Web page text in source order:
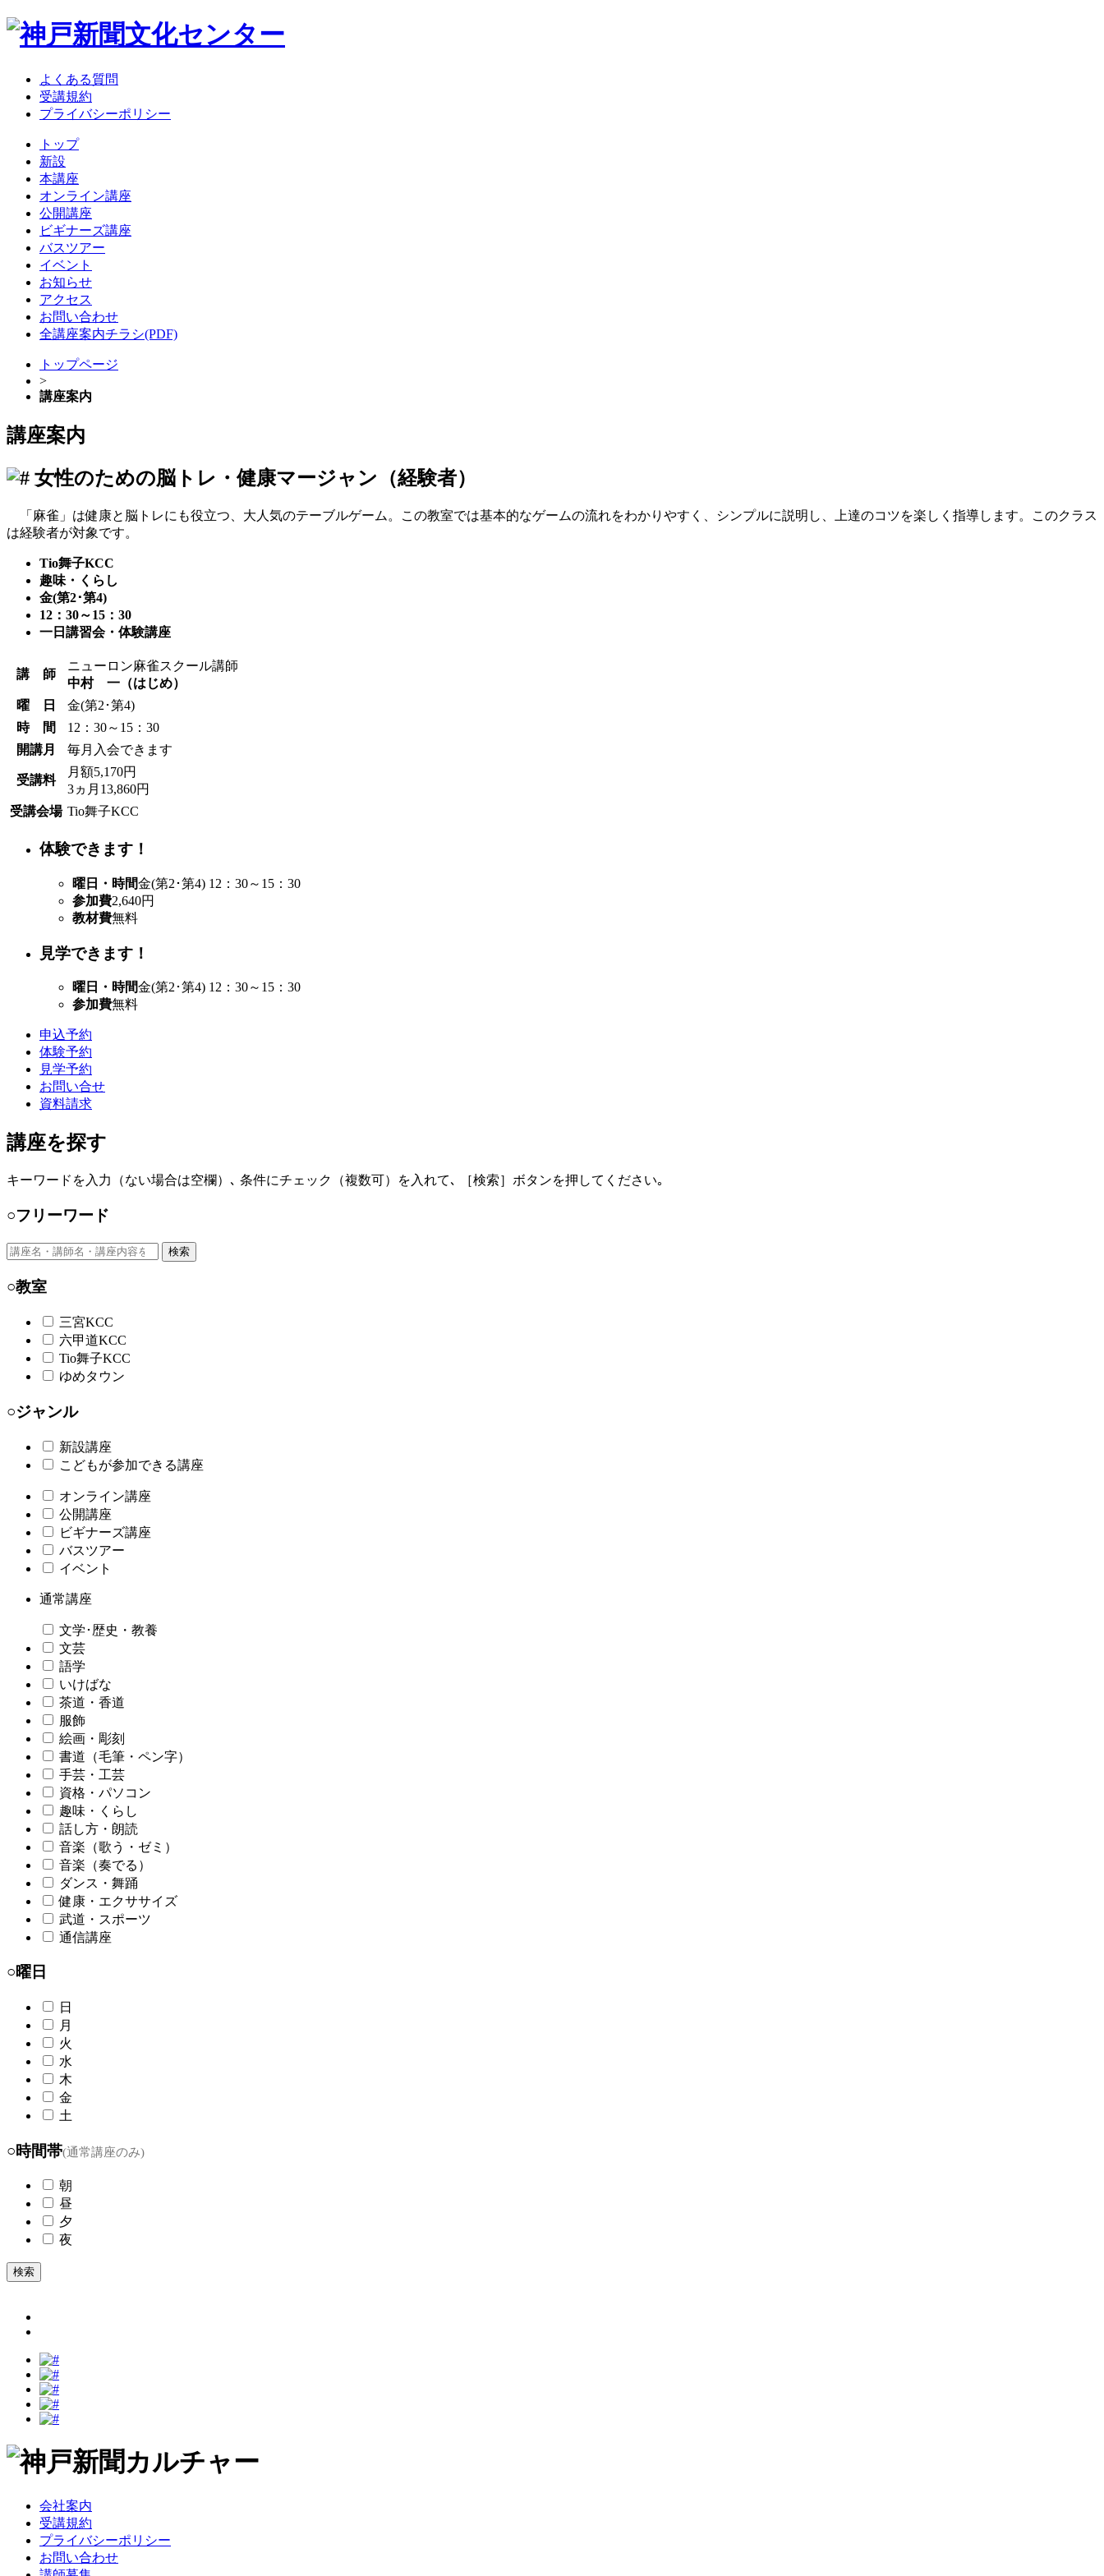
よくある質問
受講規約
プライバシーポリシー
トップ
新設
本講座
オンライン講座
公開講座
ビギナーズ講座
バスツアー
イベント
お知らせ
アクセス
お問い合わせ
全講座案内チラシ(PDF)
トップページ
>
講座案内
講座案内
女性のための脳トレ・健康マージャン（経験者）
「麻雀」は健康と脳トレにも役立つ、大人気のテーブルゲーム。この教室では基本的なゲームの流れをわかりやすく、シンプルに説明し、上達のコツを楽しく指導します。このクラス
は経験者が対象です。
Tio舞子KCC
趣味・くらし
金(第2･第4)
12：30～15：30
一日講習会・体験講座
講 師
ニューロン麻雀スクール講師
中村 一（はじめ）
曜 日
金(第2･第4)
時 間
12：30～15：30
開講月
毎月入会できます
受講料
月額5,170円
3ヵ月13,860円
受講会場 Tio舞子KCC
体験できます！
曜日・時間金(第2･第4) 12：30～15：30
参加費2,640円
教材費無料
見学できます！
曜日・時間金(第2･第4) 12：30～15：30
参加費無料
申込予約
体験予約
見学予約
お問い合せ
資料請求
講座を探す
キーワードを入力（ない場合は空欄）､ 条件にチェック（複数可）を入れて､ ［検索］ボタンを押してください｡
○フリーワード
検索
○教室
三宮KCC
六甲道KCC
Tio舞子KCC
ゆめタウン
○ジャンル
新設講座
こどもが参加できる講座
オンライン講座
公開講座
ビギナーズ講座
バスツアー
イベント
通常講座
文学･歴史・教養
文芸
語学
いけばな
茶道・香道
服飾
絵画・彫刻
書道（毛筆・ペン字）
手芸・工芸
資格・パソコン
趣味・くらし
話し方・朗読
音楽（歌う・ゼミ）
音楽（奏でる）
ダンス・舞踊
健康・エクササイズ
武道・スポーツ
通信講座
○曜日
日
月
火
水
木
金
土
○時間帯(通常講座のみ)
朝
昼
夕
夜
検索
会社案内
受講規約
プライバシーポリシー
お問い合わせ